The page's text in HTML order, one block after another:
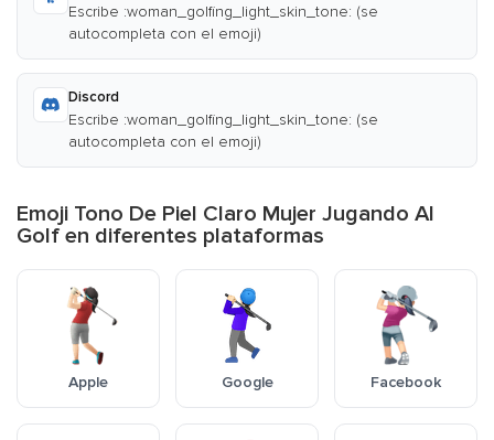
Escribe :woman_golfing_light_skin_tone: (se
autocompleta con el emoji)
Discord
Escribe :woman_golfing_light_skin_tone: (se
autocompleta con el emoji)
Emoji Tono De Piel Claro Mujer Jugando Al
Golf en diferentes plataformas
Apple Google Facebook